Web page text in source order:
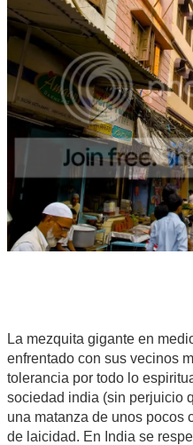
La mezquita gigante en
enfrentado con sus vecinos
tolerancia por todo lo
sociedad india (sin perjuicio
una matanza de unos pocos
de laicidad. En India se